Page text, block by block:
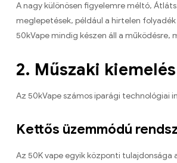
A nagy különösen figyelemre méltó,
meglepetések, például a hirtelen
50kVape mindig készen áll a működésre,
2. Műszaki
Az 50kVape számos iparági technológiai
Kettős üzemmódú
Az 50K vape egyik központi